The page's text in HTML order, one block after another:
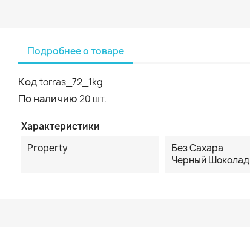
Подробнее о товаре
Кодtorras_72_1kg
По наличию20 шт.
Характеристики
Property
Без Сахара
Черный Шоколад